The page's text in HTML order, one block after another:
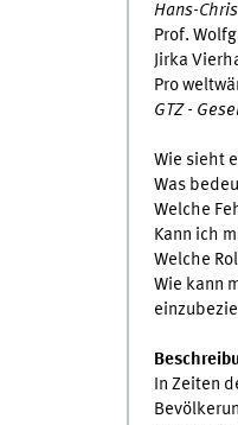
Hans-
Prof.
Jirka
Pro
GTZ -
Wie sieht
Was
Welche
Kann ich
Welche
Wie kann
In Zeiten